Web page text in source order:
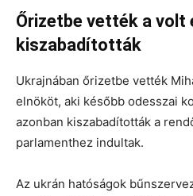
Őrizetbe vették a volt
kiszabadították
Ukrajnában őrizetbe vették
elnököt, aki később odesszai
azonban kiszabadították a
parlamenthez indultak.
Az ukrán hatóságok